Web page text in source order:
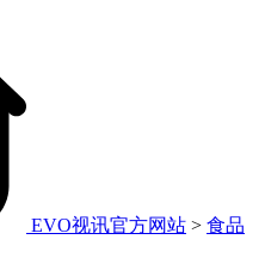
EVO视讯官方网站 > 食品